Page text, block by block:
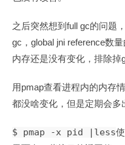
之后突然想到 full gc的问题
gc ， global jni reference数量
内存还是没有变化，排除掉
用pmap查看进程内的内存
都没啥变化，但是定期会多
$ pmap -x pid |less